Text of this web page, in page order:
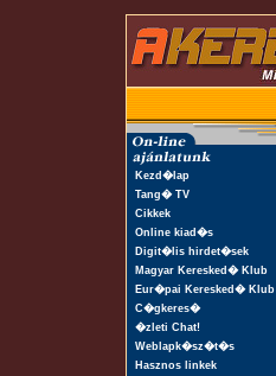
Kezd�lap
Tang� TV
Cikkek
Online kiad�s
Digit�lis hirdet�sek
Magyar Keresked� Klub
Eur�pai Keresked� Klub
C�gkeres�
�zleti Chat!
Weblapk�sz�t�s
Hasznos linkek